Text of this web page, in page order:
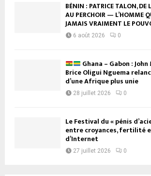
BÉNIN : PATRICE TALON, DE
AU PERCHOIR — L’HOMME
JAMAIS VRAIMENT LE
6 août 2026 0
Ghana – Gabon :
Brice Oligui Nguema
d’une Afrique plus unie
28 juillet 2026 0
Le Festival du « pénis
entre croyances, fertilité
d’Internet
27 juillet 2026 0